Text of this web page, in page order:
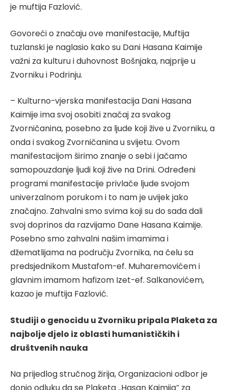
je muftija Fazlović.
Govoreći o značaju ove manifestacije, Muftija
tuzlanski je naglasio kako su Dani Hasana Kaimije
važni za kulturu i duhovnost Bošnjaka, najprije u
Zvorniku i Podrinju.
– Kulturno-vjerska manifestacija Dani Hasana
Kaimije ima svoj osobiti značaj za svakog
Zvorničanina, posebno za ljude koji žive u Zvorniku, a
onda i svakog Zvorničanina u svijetu. Ovom
manifestacijom širimo znanje o sebi i jačamo
samopouzdanje ljudi koji žive na Drini. Određeni
programi manifestacije privlače ljude svojom
univerzalnom porukom i to nam je uvijek jako
značajno. Zahvalni smo svima koji su do sada dali
svoj doprinos da razvijamo Dane Hasana Kaimije.
Posebno smo zahvalni našim imamima i
džematlijama na području Zvornika, na čelu sa
predsjednikom Mustafom-ef. Muharemovićem i
glavnim imamom hafizom Izet-ef. Salkanovićem,
kazao je muftija Fazlović.
Studiji o genocidu u Zvorniku pripala Plaketa za
najbolje djelo iz oblasti humanističkih i
društvenih nauka
Na prijedlog stručnog žirija, Organizacioni odbor je